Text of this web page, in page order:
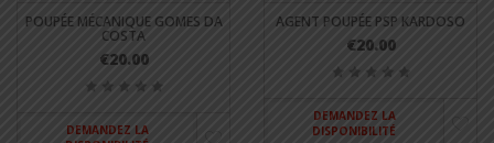
POUPÉE MÉCANIQUE GOMES DA
COSTA
€20.00
DEMANDEZ LA
AGENT POUPÉE PSP KARDOSO
€20.00
DEMANDEZ LA
DISPONIBILITÉ